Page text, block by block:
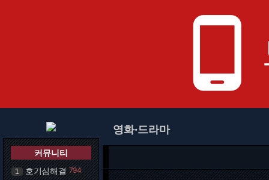
phone_android
커뮤니티
1 호기심해결 794
영화·드라마